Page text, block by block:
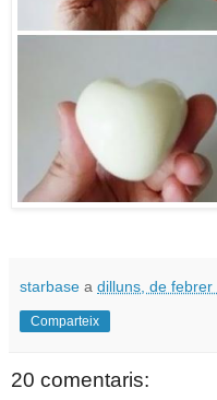
starbase a dilluns, de febrer
Comparteix
20 comentaris: